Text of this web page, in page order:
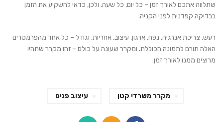
שתלווה אתכם לאורך זמן – כל יום, כל שעה. ולכן, כדאי להשקיע את הזמן
בבדיקה קפדנית לפני הקניה.
רעש, צריכת אנרגיה, נפח, ארגון, עיצוב, אחריות, וגודל – כל אחד מהפרמטרים
האלה תורם לתמונה הכוללת. ומקרר שעונה על כולם – זהו מקרר שתהיו
מרוצים ממנו לאורך זמן.
מקרר משרדי קטן עיצוב פנים